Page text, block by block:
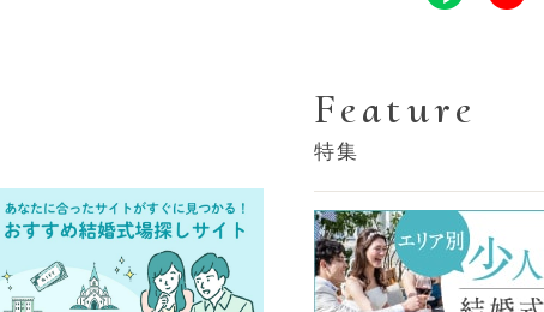
Feature
特集